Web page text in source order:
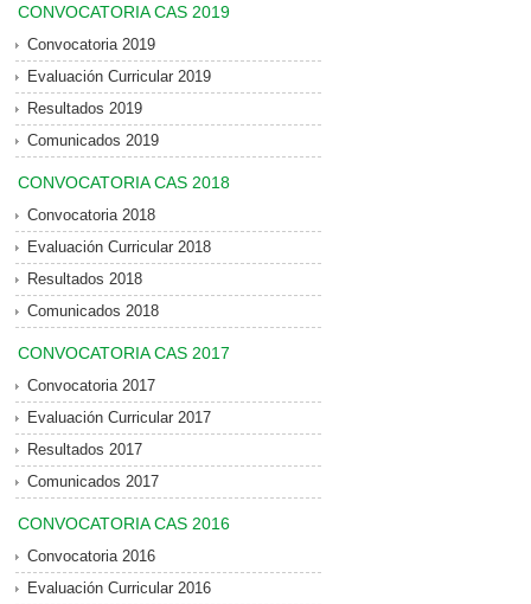
CONVOCATORIA CAS 2019
Convocatoria 2019
Evaluación Curricular 2019
Resultados 2019
Comunicados 2019
CONVOCATORIA CAS 2018
Convocatoria 2018
Evaluación Curricular 2018
Resultados 2018
Comunicados 2018
CONVOCATORIA CAS 2017
Convocatoria 2017
Evaluación Curricular 2017
Resultados 2017
Comunicados 2017
CONVOCATORIA CAS 2016
Convocatoria 2016
Evaluación Curricular 2016